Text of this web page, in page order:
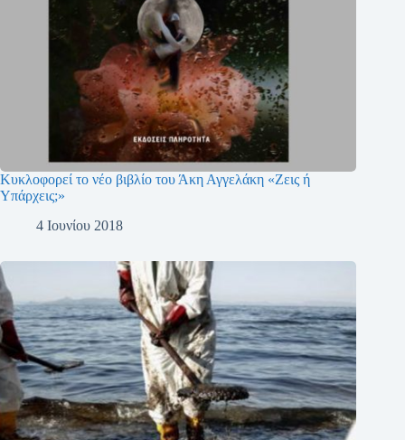
Κυκλοφορεί το νέο βιβλίο του Άκη Αγγελάκη «Ζεις ή
Υπάρχεις;»
4 Ιουνίου 2018